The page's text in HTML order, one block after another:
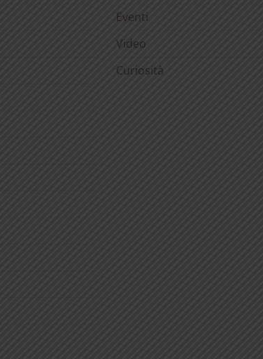
Eventi
Video
Curiosità